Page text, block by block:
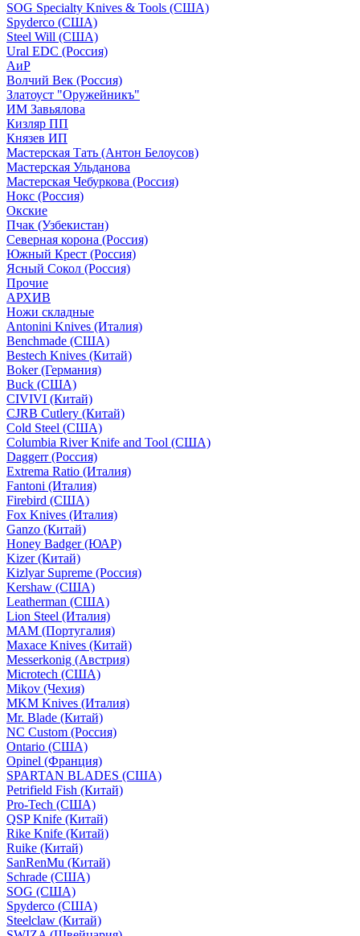
SOG Specialty Knives & Tools (США)
Spyderco (США)
Steel Will (США)
Ural EDC (Россия)
АиР
Волчий Век (Россия)
Златоуст "Оружейникъ"
ИМ Завьялова
Кизляр ПП
Князев ИП
Мастерская Тать (Антон Белоусов)
Мастерская Ульданова
Мастерская Чебуркова (Россия)
Нокс (Россия)
Окские
Пчак (Узбекистан)
Северная корона (Россия)
Южный Крест (Россия)
Ясный Сокол (Россия)
Прочие
АРХИВ
Ножи складные
Antonini Knives (Италия)
Benchmade (США)
Bestech Knives (Китай)
Boker (Германия)
Buck (США)
CIVIVI (Китай)
CJRB Cutlery (Китай)
Cold Steel (США)
Columbia River Knife and Tool (США)
Daggerr (Россия)
Extrema Ratio (Италия)
Fantoni (Италия)
Firebird (США)
Fox Knives (Италия)
Ganzo (Китай)
Honey Badger (ЮАР)
Kizer (Китай)
Kizlyar Supreme (Россия)
Kershaw (США)
Leatherman (США)
Lion Steel (Италия)
MAM (Португалия)
Maxace Knives (Китай)
Messerkonig (Австрия)
Microtech (США)
Mikov (Чехия)
MKM Knives (Италия)
Mr. Blade (Китай)
NC Custom (Россия)
Ontario (США)
Opinel (Франция)
SPARTAN BLADES (США)
Petrifield Fish (Китай)
Pro-Tech (США)
QSP Knife (Китай)
Rike Knife (Китай)
Ruike (Китай)
SanRenMu (Китай)
Schrade (США)
SOG (США)
Spyderco (США)
Steelclaw (Китай)